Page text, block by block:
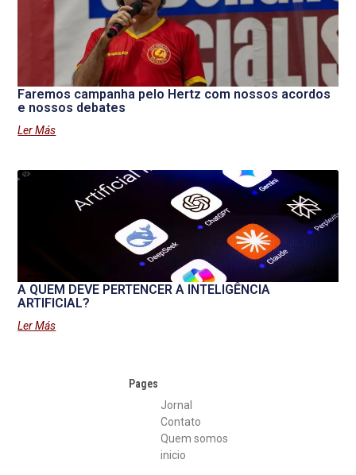
Faremos campanha pelo Hertz com nossos acordos
e nossos debates
Ler Más
A QUEM DEVE PERTENCER A INTELIGÊNCIA
ARTIFICIAL?
Ler Más
Pages
Jornal
Contato
Quem somos
inicio